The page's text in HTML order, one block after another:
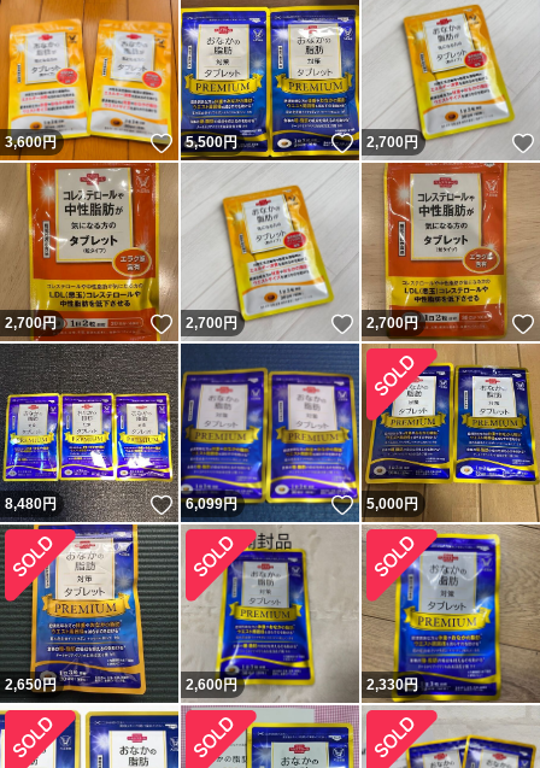
3,600円 いいね！
5,500円 いいね！
2,700円
2,700円 いいね！
2,700円 いいね！
2,700円
8,480円 いいね！
6,099円 いいね！
5,000円
2,650円 2,600円 2,330円